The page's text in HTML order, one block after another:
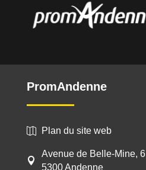
PromAndenne
 Plan du site web

Avenue de Belle-Mine, 6
5300 Andenne